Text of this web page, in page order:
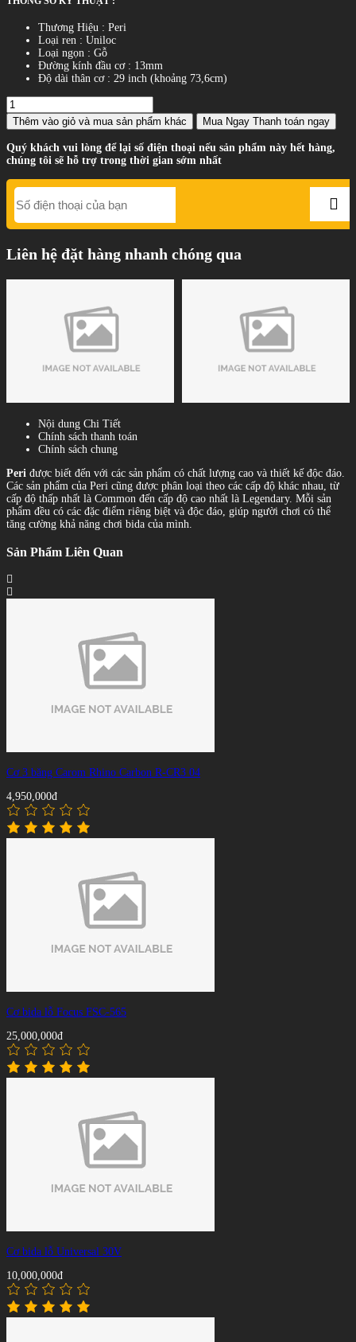
Thương Hiệu : Peri
Loại ren : Uniloc
Loại ngọn : Gỗ
Đường kính đầu cơ : 13mm
Độ dài thân cơ : 29 inch (khoảng 73,6cm)
Thêm vào giỏ và mua sản phẩm khác Mua Ngay Thanh toán ngay
Quý khách vui lòng để lại số điện thoại nếu sản phẩm này hết hàng,
chúng tôi sẽ hỗ trợ trong thời gian sớm nhất
Liên hệ đặt hàng nhanh chóng qua
Nội dung Chi Tiết
Chính sách thanh toán
Chính sách chung
Peri được biết đến với các sản phẩm có chất lượng cao và thiết kế độc đáo.
Các sản phẩm của Peri cũng được phân loại theo các cấp độ khác nhau, từ
cấp độ thấp nhất là Common đến cấp độ cao nhất là Legendary. Mỗi sản
phẩm đều có các đặc điểm riêng biệt và độc đáo, giúp người chơi có thể
tăng cường khả năng chơi bida của mình.
Sản Phẩm Liên Quan
Cơ 3 băng Carom Rhino Carbon R-CR3 04
4,950,000đ
Cơ bida lỗ Focus FSC-565
25,000,000đ
Cơ bida lỗ Universal 30V
10,000,000đ